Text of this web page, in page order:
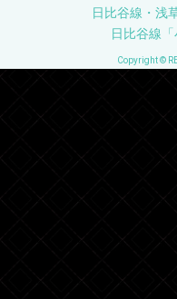
日比谷線・浅
日比谷線
Copyright ©